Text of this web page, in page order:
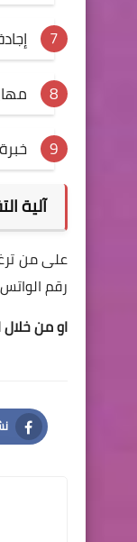
آلية
رقم الواتس اب
او من خلال